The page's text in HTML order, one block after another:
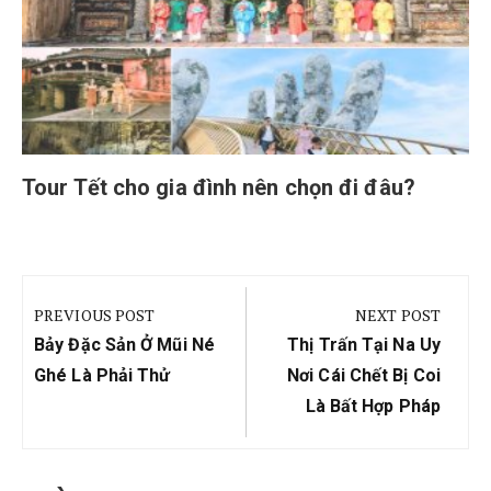
Tour Tết cho gia đình nên chọn đi đâu?
hướng
bài
viết
PREVIOUS POST
Previous
Post:
Bảy Đặc Sản Ở Mũi Né
Ghé Là Phải Thử
NEXT POST
Next
Post:
Thị Trấn Tại Na Uy
Nơi Cái Chết Bị Coi
Là Bất Hợp Pháp